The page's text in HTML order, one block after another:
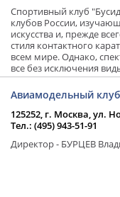
Спортивный клуб
клубов России,
искусства и, прежде
стиля контактного
всем мире. Однако,
все без исключения
Авиамодельный
125252, г. Москва, ул.
Тел.: (495) 943-51-91
Директор - БУРЦЕВ